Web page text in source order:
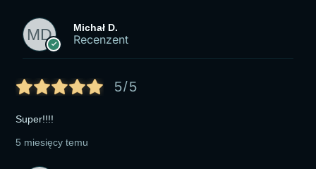
Michał D.
Recenzent
5/5
Super!!!!
5 miesięcy temu